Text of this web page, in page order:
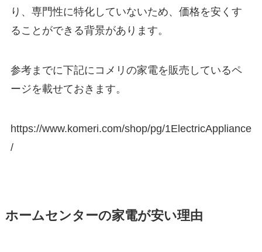
り、専門性に特化していないため、価格を安くす
ることができる背景があります。
参考までに下記にコメリの家電を販売しているペ
ージを載せておきます。
https://www.komeri.com/shop/pg/1ElectricAppliance
/
ホームセンターの家電が安い理由